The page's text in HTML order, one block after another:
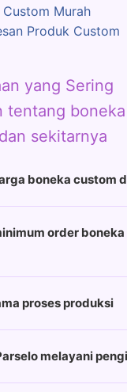
Custom Murah
Produk Custom
yang Sering
tentang
sekitarnya
boneka custom
order
proses produksi
melayani